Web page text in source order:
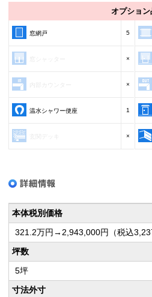
オプション
窓網戸 5
×
×
温水シャワー便座 1
×
本体税別価格
321.2万円→2,943,000円（税込
坪数
5坪
寸法外寸